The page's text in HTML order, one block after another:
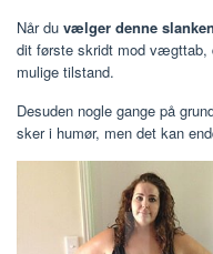
Når du vælger denne
dit første skridt mod vægttab,
mulige tilstand.
Desuden nogle gange på
sker i humør, men det kan